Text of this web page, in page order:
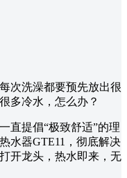
次洗澡都要预先放出很
多冷水，怎么办？
直提倡“极致舒适”的理
水器GTE11，彻底解决
开龙头，热水即来，无